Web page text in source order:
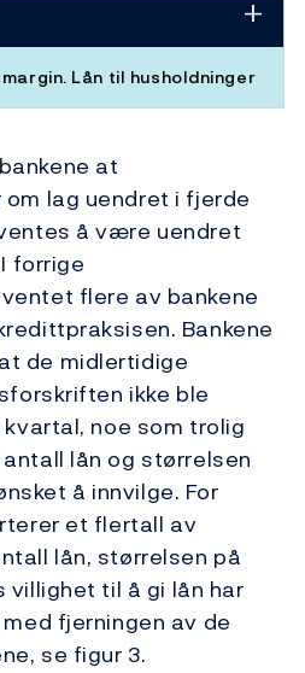
Lån til husholdninger
at
lag uendret i fjerde
å være uendret
forrige
flere av bankene
Bankene
de midlertidige
ikke ble
noe som trolig
lån og størrelsen
å innvilge. For
et flertall av
lån, størrelsen på
villighet til å gi lån har
fjerningen av de
se figur 3.